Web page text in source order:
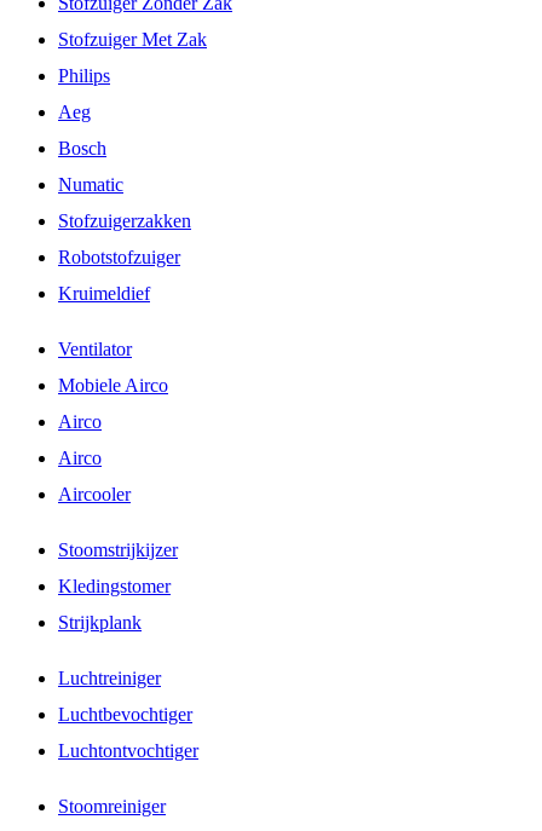
Stofzuiger Met Zak
Philips
Aeg
Bosch
Numatic
Stofzuigerzakken
Robotstofzuiger
Kruimeldief
Ventilator
Mobiele Airco
Airco
Airco
Aircooler
Stoomstrijkijzer
Kledingstomer
Strijkplank
Luchtreiniger
Luchtbevochtiger
Luchtontvochtiger
Stoomreiniger